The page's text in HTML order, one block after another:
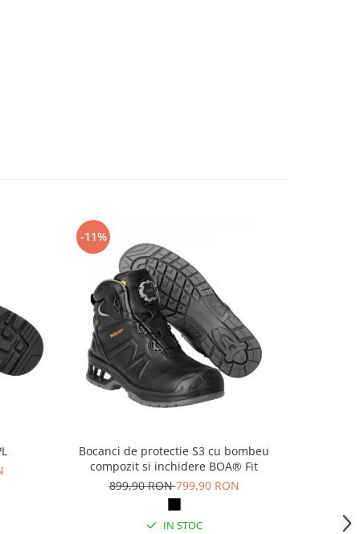
-11%
Bocanci de protectie S3 cu bombeu
compozit si inchidere BOA® Fit
899,90 RON799,90 RON
IN STOC